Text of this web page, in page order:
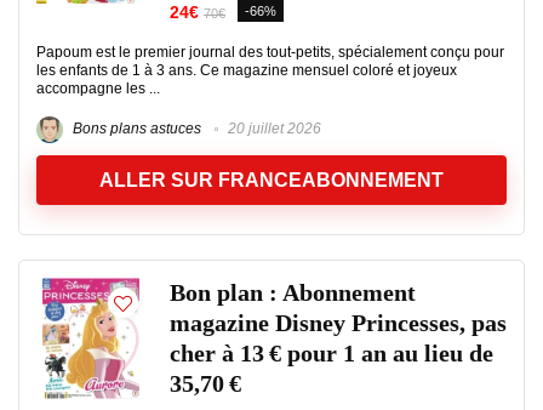
24€ 70€ -66%
Papoum est le premier journal des tout-petits, spécialement conçu pour
les enfants de 1 à 3 ans. Ce magazine mensuel coloré et joyeux
accompagne les ...
Bons plans astuces 20 juillet 2026
ALLER SUR FRANCEABONNEMENT
Bon plan : Abonnement
magazine Disney Princesses, pas
cher à 13 € pour 1 an au lieu de
35,70 €